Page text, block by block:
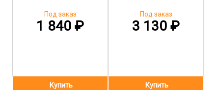
1 840 ₽
Под заказ
3 130₽
Под заказ